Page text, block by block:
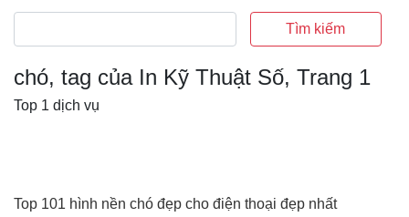
Tìm kiếm
chó, tag của In Kỹ Thuật Số, Trang 1
Top 1 dịch vụ
Top 101 hình nền chó đẹp cho điện thoại đẹp nhất